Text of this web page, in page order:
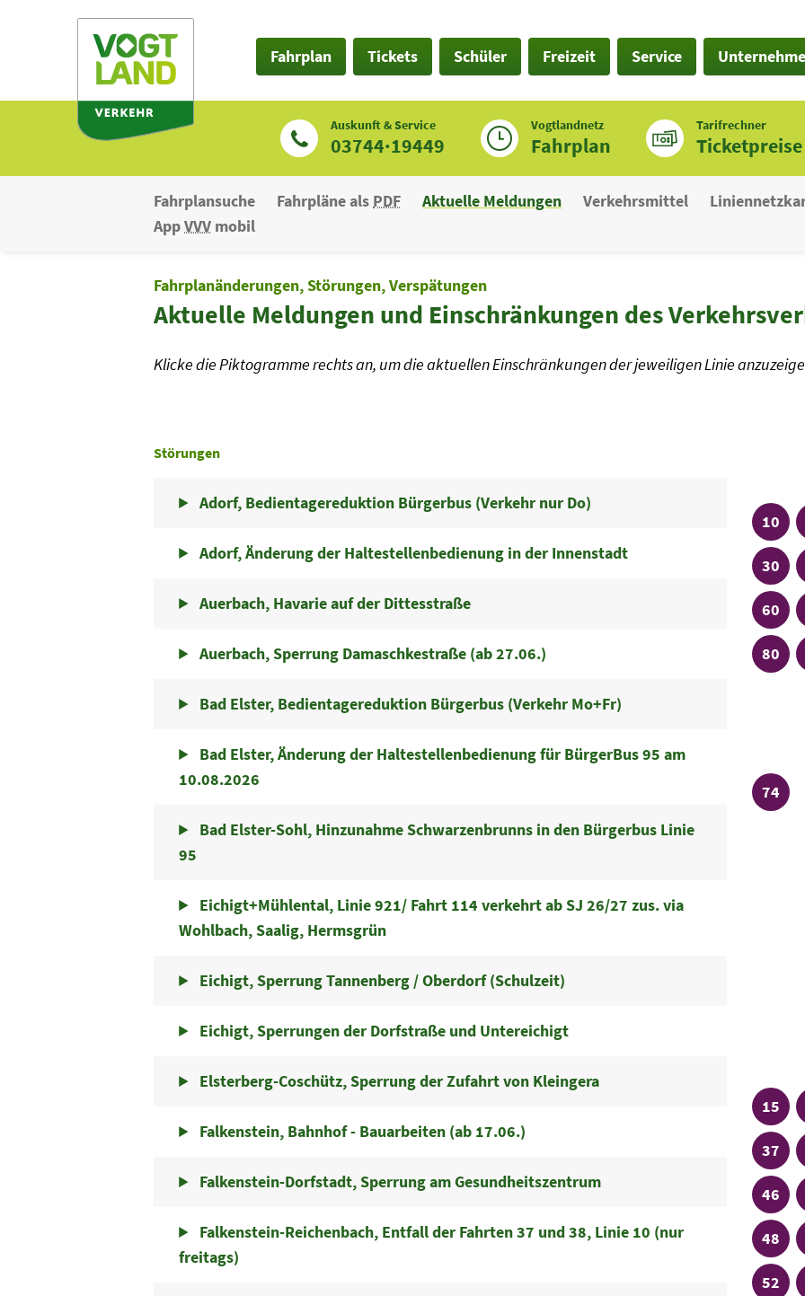
Fahrplan Tickets Schüler Freizeit Service
Auskunft & Service
03744·19449
Vogtlandnetz
Fahrplan
Tarifrechner
Ticketpreise
Fahrplansuche Fahrpläne als PDF Aktuelle Meldungen Verkehrsmittel
AppVVV mobil
Fahrplanänderungen, Störungen, Verspätungen
Aktuelle Meldungen und Einschränkungen des
Klicke die Piktogramme rechts an, um die aktuellen Einschränkungen der jeweiligen Linie
Linie
10
Linie
30
Linie
60
Linie
80
Linie
74
Linie
15
Linie
37
Linie
46
Linie
48
Linie
52
Störungen
Adorf, Bedientagereduktion Bürgerbus (Verkehr nur Do)
Adorf, Änderung der Haltestellenbedienung in der Innenstadt
Auerbach, Havarie auf der Dittesstraße
Auerbach, Sperrung Damaschkestraße (ab 27.06.)
Bad Elster, Bedientagereduktion Bürgerbus (Verkehr Mo+Fr)
Bad Elster, Änderung der Haltestellenbedienung für BürgerBus 95 am
10.08.2026
Bad Elster-Sohl, Hinzunahme Schwarzenbrunns in den Bürgerbus Linie
95
Eichigt+Mühlental, Linie 921/ Fahrt 114 verkehrt ab SJ 26/27 zus. via
Wohlbach, Saalig, Hermsgrün
Eichigt, Sperrung Tannenberg / Oberdorf (Schulzeit)
Eichigt, Sperrungen der Dorfstraße und Untereichigt
Elsterberg-Coschütz, Sperrung der Zufahrt von Kleingera
Falkenstein, Bahnhof - Bauarbeiten (ab 17.06.)
Falkenstein-Dorfstadt, Sperrung am Gesundheitszentrum
Falkenstein-Reichenbach, Entfall der Fahrten 37 und 38, Linie 10 (nur
freitags)